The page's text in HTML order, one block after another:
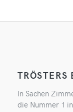
TRÖSTERS
In Sachen
die Nummer 1